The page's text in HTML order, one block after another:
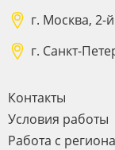
г. Москва, 2-
г. Санкт-
Контакты
Условия работы
Работа с